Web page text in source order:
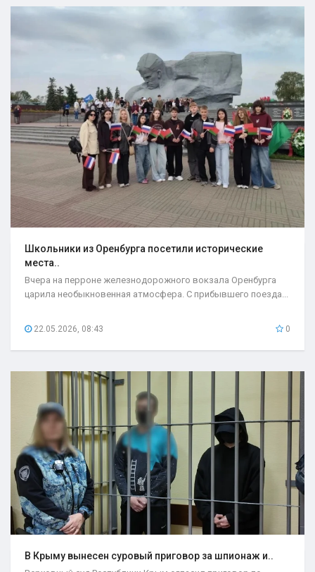
Школьники из Оренбурга посетили исторические
места..
Вчера на перроне железнодорожного вокзала Оренбурга
царила необыкновенная атмосфера. С прибывшего поезда...
22.05.2026, 08:43 0
В Крыму вынесен суровый приговор за шпионаж и..